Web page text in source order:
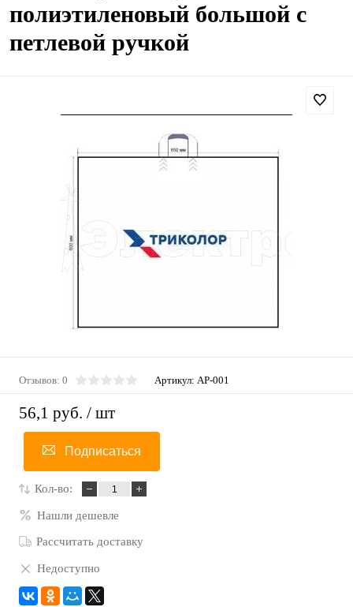
полиэтиленовый большой с
петлевой ручкой
Отзывов: 0 Артикул: АР-001
56,1 руб. / шт
Подписаться
Кол-во:
Нашли дешевле
Рассчитать доставку
Недоступно